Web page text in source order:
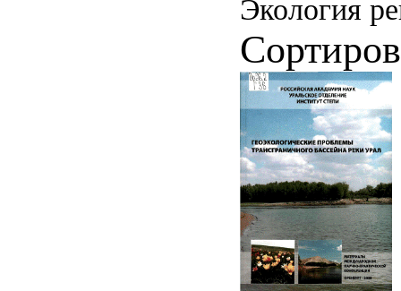
Экология